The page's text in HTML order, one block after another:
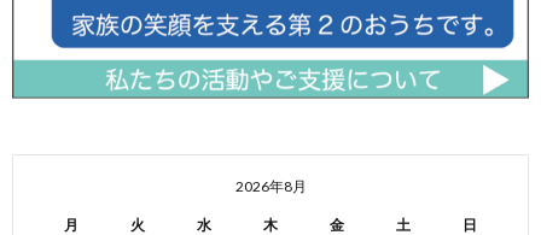
2026年8月
月 火 水 木 金 土 日